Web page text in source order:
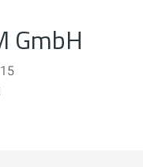
Einstellungen öffnen
GmbH